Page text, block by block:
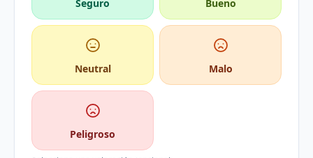
Seguro Bueno
Neutral Malo
Peligroso